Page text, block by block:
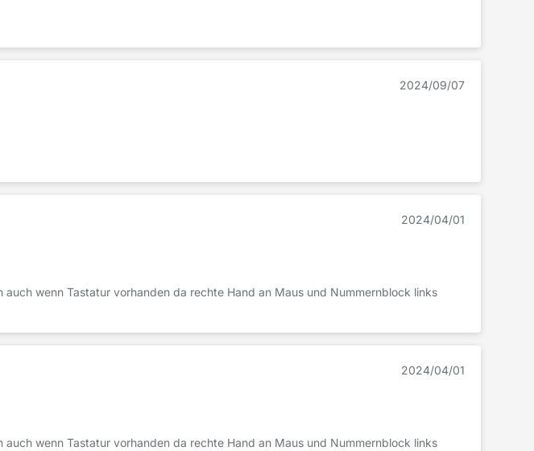
2024/09/07
2024/04/01
wenn Tastatur vorhanden da rechte Hand an Maus und Nummernblock links
2024/04/01
wenn Tastatur vorhanden da rechte Hand an Maus und Nummernblock links